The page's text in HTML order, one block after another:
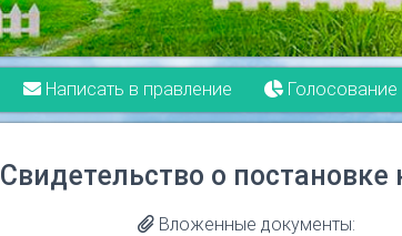
Написать в правление Голосование
Свидетельство о постановке
Вложенные документы: